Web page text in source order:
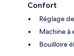
Confort
Réglage
Machine à
Bouilloire